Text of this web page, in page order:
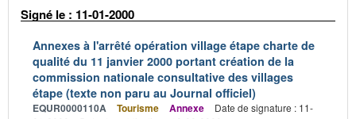
Signé le : 11-01-2000
Annexes à l'arrêté opération village étape charte de
qualité du 11 janvier 2000 portant création de la
commission nationale consultative des villages
étape (texte non paru au Journal officiel)
EQUR0000110A Tourisme Annexe
Date de signature : 11-